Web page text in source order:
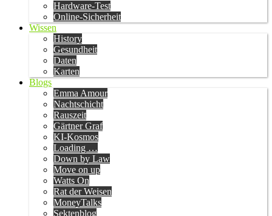
Hardware-Test
Online-Sicherheit
Wissen
History
Gesundheit
Daten
Karten
Blogs
Emma Amour
Nachtschicht
Rauszeit
Gärtner Graf
KI-Kosmos
Loading …
Down by Law
Move on up
Watts On
Rat der Weisen
MoneyTalks
Sektenblog